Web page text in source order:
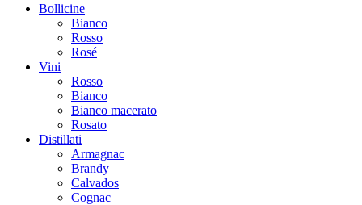
Bollicine
Bianco
Rosso
Rosé
Vini
Rosso
Bianco
Bianco macerato
Rosato
Distillati
Armagnac
Brandy
Calvados
Cognac